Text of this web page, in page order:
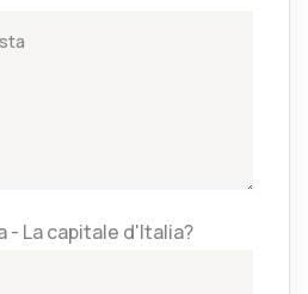
- La capitale d'Italia?